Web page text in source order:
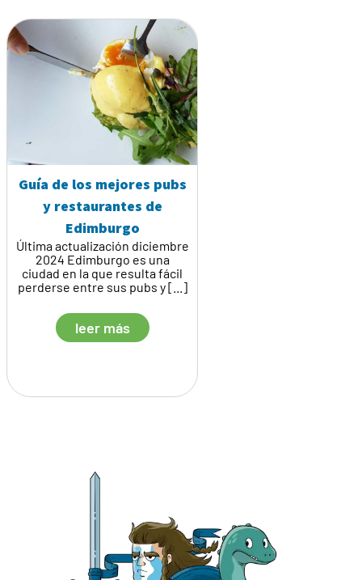
Guía de los mejores pubs
y restaurantes de
Edimburgo
Última actualización diciembre
2024 Edimburgo es una
ciudad en la que resulta fácil
perderse entre sus pubs y [...]
leer más